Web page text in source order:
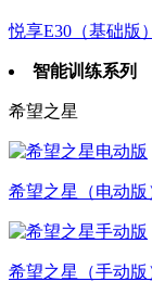
悦享E30（基础版）
智能训练系列
希望之星
希望之星（电动版
希望之星（手动版